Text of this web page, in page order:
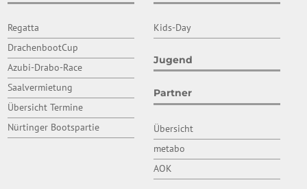
Regatta
DrachenbootCup
Azubi-Drabo-Race
Saalvermietung
Übersicht Termine
Nürtinger Bootspartie
Kids-Day
Jugend
Partner
Übersicht
metabo
AOK